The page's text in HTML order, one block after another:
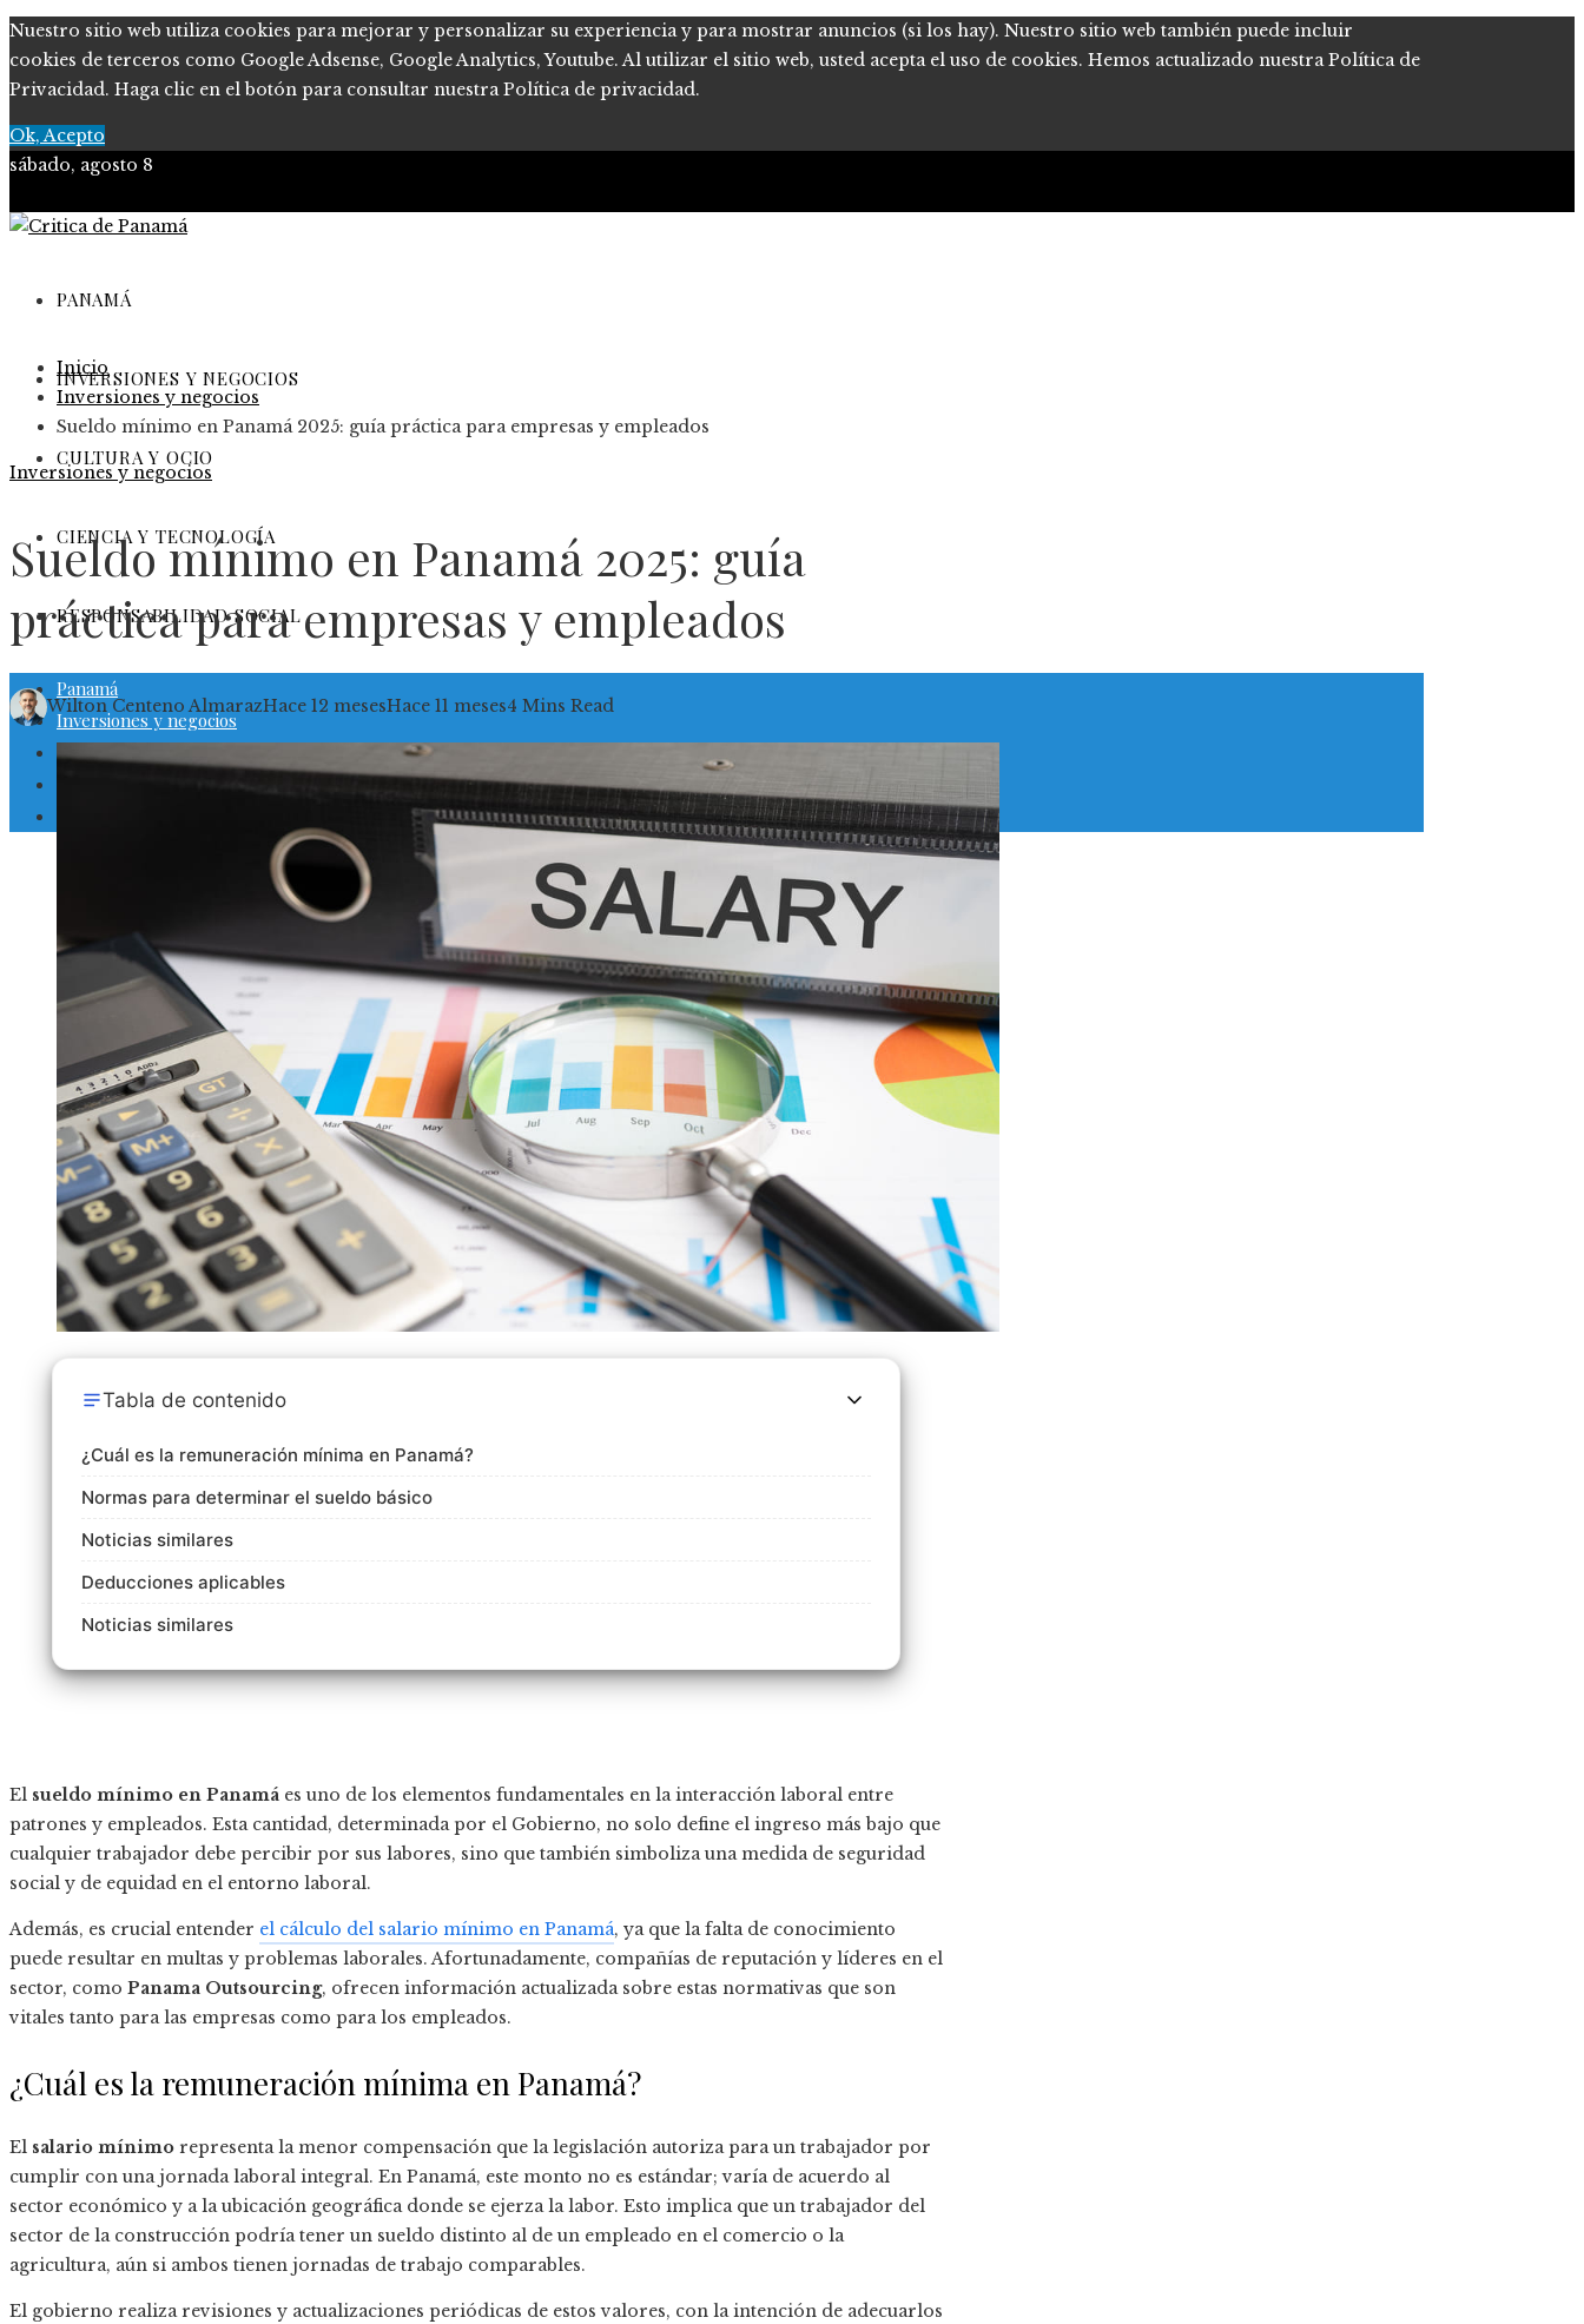
Nuestro sitio web utiliza cookies para mejorar y personalizar su experiencia y para mostrar anuncios (si los hay). Nuestro sitio web también puede incluir
cookies de terceros como Google Adsense, Google Analytics, Youtube. Al utilizar el sitio web, usted acepta el uso de cookies. Hemos actualizado nuestra Política de
Privacidad. Haga clic en el botón para consultar nuestra Política de privacidad.
Ok, Acepto
sábado, agosto 8
PANAMÁ
INVERSIONES Y NEGOCIOS
CULTURA Y OCIO
CIENCIA Y TECNOLOGÍA
RESPONSABILIDAD SOCIAL
Panamá
Inversiones y negocios
Cultura y ocio
Inicio
Inversiones y negocios
Sueldo mínimo en Panamá 2025: guía práctica para empresas y empleados
Inversiones y negocios
Sueldo mínimo en Panamá 2025: guía
práctica para empresas y empleados
Wilton Centeno AlmarazHace 12 mesesHace 11 meses4 Mins Read
Tabla de contenido
¿Cuál es la remuneración mínima en Panamá?
Normas para determinar el sueldo básico
Noticias similares
Deducciones aplicables
Noticias similares
El sueldo mínimo en Panamá es uno de los elementos fundamentales en la interacción laboral entre
patrones y empleados. Esta cantidad, determinada por el Gobierno, no solo define el ingreso más bajo que
cualquier trabajador debe percibir por sus labores, sino que también simboliza una medida de seguridad
social y de equidad en el entorno laboral.
Además, es crucial entender el cálculo del salario mínimo en Panamá, ya que la falta de conocimiento
puede resultar en multas y problemas laborales. Afortunadamente, compañías de reputación y líderes en el
sector, como Panama Outsourcing, ofrecen información actualizada sobre estas normativas que son
vitales tanto para las empresas como para los empleados.
¿Cuál es la remuneración mínima en Panamá?
El salario mínimo representa la menor compensación que la legislación autoriza para un trabajador por
cumplir con una jornada laboral integral. En Panamá, este monto no es estándar; varía de acuerdo al
sector económico y a la ubicación geográfica donde se ejerza la labor. Esto implica que un trabajador del
sector de la construcción podría tener un sueldo distinto al de un empleado en el comercio o la
agricultura, aún si ambos tienen jornadas de trabajo comparables.
El gobierno realiza revisiones y actualizaciones periódicas de estos valores, con la intención de adecuarlos